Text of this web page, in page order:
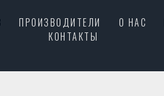
ПРОИЗВОДИТЕЛИ О НАС
КОНТАКТЫ